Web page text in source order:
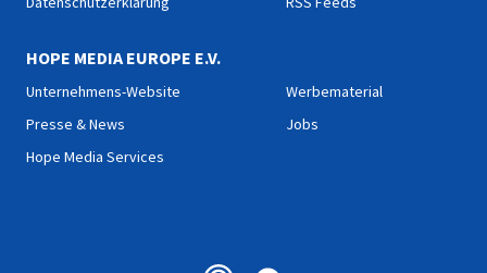
HOPE MEDIA EUROPE E.V.
Unternehmens-Website
Presse & News
Hope Media Services
Werbematerial
Jobs